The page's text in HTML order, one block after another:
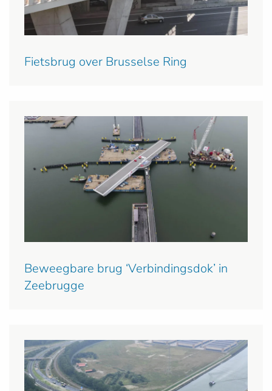
Fietsbrug over Brusselse Ring
Beweegbare brug ‘Verbindingsdok’ in
Zeebrugge